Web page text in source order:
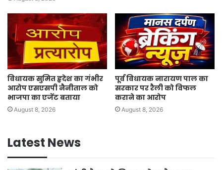
विधायक सुमित हृदेश का गंभीर
आरोप एसएसपी नैनीताल को
भाजपा का एजेंट बताया
August 8, 2026
पूर्व विधायक नारायण पाल का
सरकार पर रैली को विफल
कराने का आरोप
August 8, 2026
Latest News